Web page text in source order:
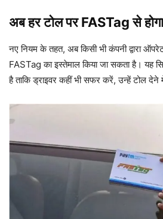
अब हर टोल पर FASTag से
नए नियम के तहत, अब किसी भी कंपनी द्वारा
FASTag का इस्तेमाल किया जा सकता है। यह
है ताकि ड्राइवर कहीं भी सफर करें, उन्हें टोल देने